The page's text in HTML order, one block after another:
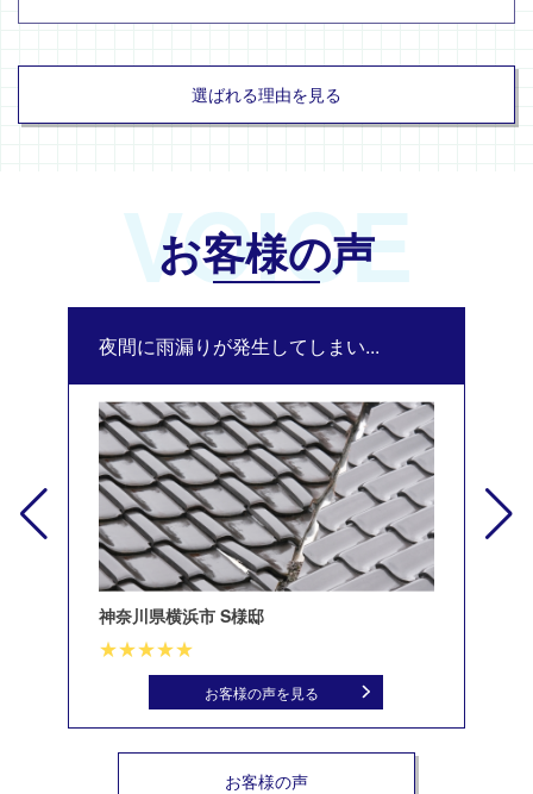
選ばれる理由を見る
VOICE
お客様の声
夜間に雨漏りが発生してしまい...
神奈川県横浜市 S様邸
お客様の声を見る
お客様の声